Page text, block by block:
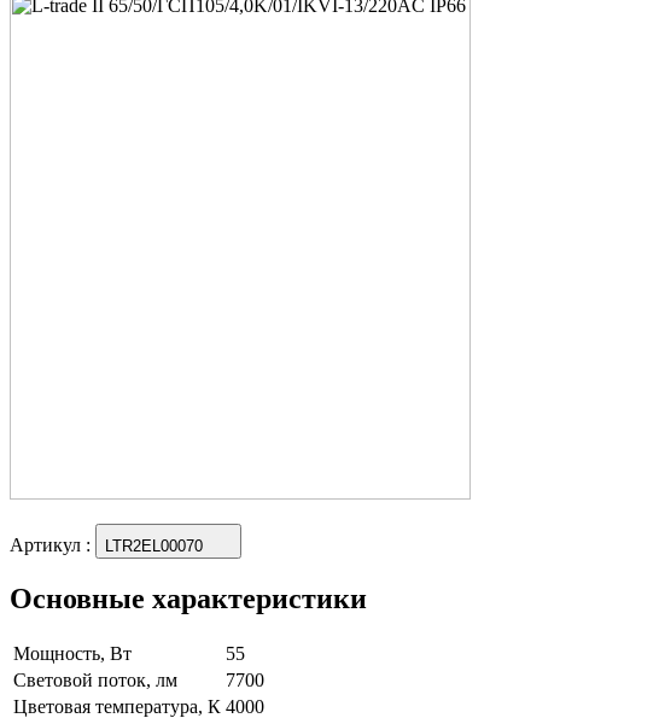
Артикул : LTR2EL00070
Основные характеристики
Мощность, Вт
55
Световой поток, лм
7700
Цветовая температура, К 4000